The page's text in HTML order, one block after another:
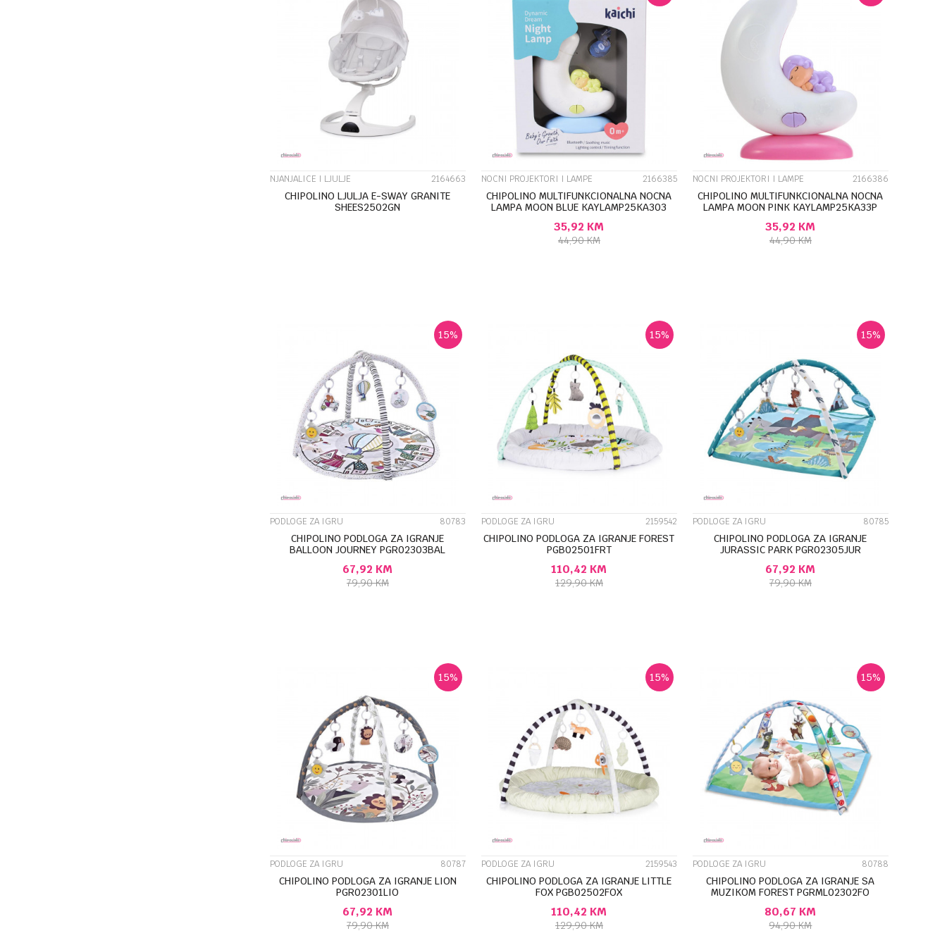
UPOREDI
NJANJALICE I LJULJE 2164663
CHIPOLINO LJULJA E-SWAY GRANITE
SHEES2502GN
UPOREDI
NOCNI PROJEKTORI I LAMPE 2166385
CHIPOLINO MULTIFUNKCIONALNA NOCNA
LAMPA MOON BLUE KAYLAMP25KA303
35,92 KM
44,90KM
UPOREDI
NOCNI PROJEKTORI I LAMPE 2166386
CHIPOLINO MULTIFUNKCIONALNA NOCNA
LAMPA MOON PINK KAYLAMP25KA33P
35,92 KM
44,90KM
UPOREDI
15%
PODLOGE ZA IGRU 80783
CHIPOLINO PODLOGA ZA IGRANJE
BALLOON JOURNEY PGR02303BAL
67,92 KM
79,90KM
UPOREDI
15%
PODLOGE ZA IGRU 2159542
CHIPOLINO PODLOGA ZA IGRANJE FOREST
PGB02501FRT
110,42 KM
129,90KM
UPOREDI
15%
PODLOGE ZA IGRU 80785
CHIPOLINO PODLOGA ZA IGRANJE
JURASSIC PARK PGR02305JUR
67,92 KM
79,90KM
UPOREDI
15%
PODLOGE ZA IGRU 80787
CHIPOLINO PODLOGA ZA IGRANJE LION
PGR02301LIO
67,92 KM
79,90KM
UPOREDI
15%
PODLOGE ZA IGRU 2159543
CHIPOLINO PODLOGA ZA IGRANJE LITTLE
FOX PGB02502FOX
110,42 KM
129,90KM
UPOREDI
15%
PODLOGE ZA IGRU 80788
CHIPOLINO PODLOGA ZA IGRANJE SA
MUZIKOM FOREST PGRML02302FO
80,67 KM
94,90KM